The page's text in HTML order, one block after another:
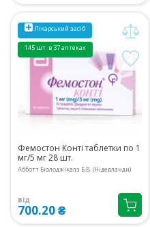
Лікарський засіб
145 шт. в 37 аптеках
Фемостон Конті таблетки по 1
мг/5 мг 28 шт.
Абботт Біолоджікалз Б.В. (Нідерланди)
від
700.20 ₴